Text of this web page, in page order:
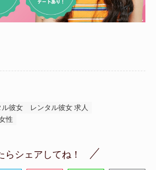
ル彼女
レンタル彼女 求人
性
らシェアしてね！